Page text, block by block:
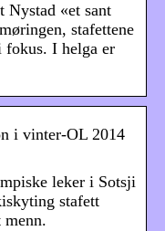
Nystad «et sant
stafettene
fokus. I helga er
i vinter-OL 2014
leker i Sotsji
stafett